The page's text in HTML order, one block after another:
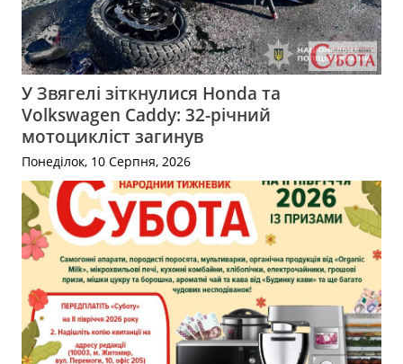
У Звягелі зіткнулися Honda та
Volkswagen Caddy: 32-річний
мотоцикліст загинув
Понеділок, 10 Серпня, 2026